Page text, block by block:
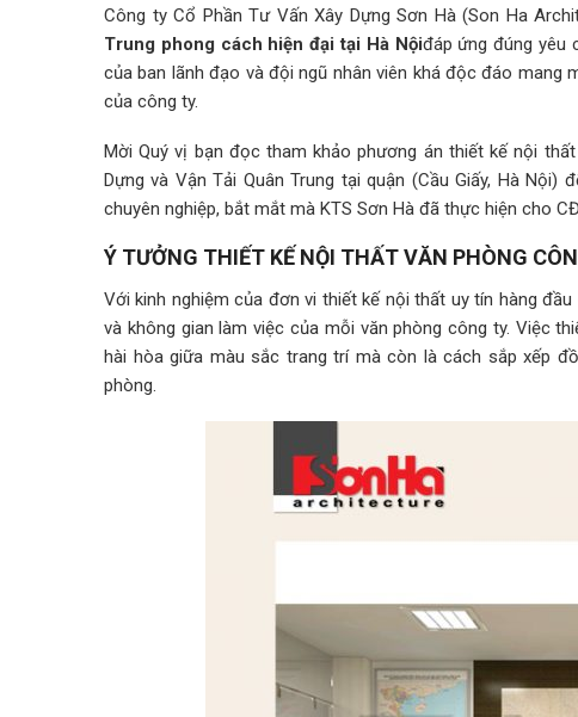
Công ty Cổ Phần Tư Vấn Xây Dựng Sơn Hà (Son Ha
Trung phong cách hiện đại tại Hà Nộiđáp ứng đúng yêu
của ban lãnh đạo và đội ngũ nhân viên khá độc đáo mang
của công ty.
Mời Quý vị bạn đọc tham khảo phương án thiết kế nội
Dựng và Vận Tải Quân Trung tại quận (Cầu Giấy, Hà
chuyên nghiệp, bắt mắt mà KTS Sơn Hà đã thực hiện cho
Ý TƯỞNG THIẾT KẾ NỘI THẤT VĂN PHÒNG
Với kinh nghiệm của đơn vi thiết kế nội thất uy tín hàng
và không gian làm việc của mỗi văn phòng công ty. Việc
hài hòa giữa màu sắc trang trí mà còn là cách sắp xếp
phòng.